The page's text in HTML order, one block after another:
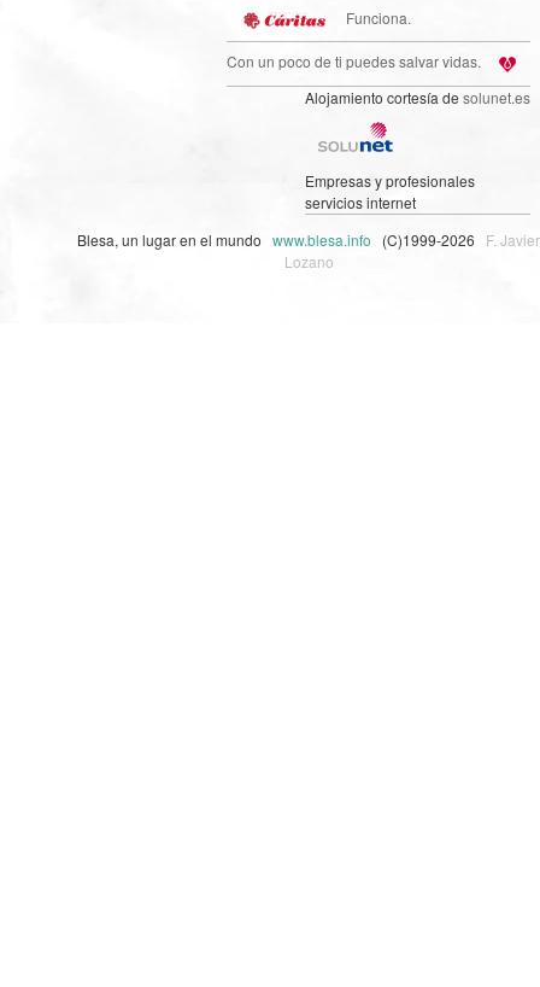
Funciona.
Con un poco de ti puedes salvar vidas.
Alojamiento cortesía de solunet.es
Empresas y profesionales
servicios internet
Blesa, un lugar en el mundo www.blesa.info (C)1999-2026 F. Javier
Lozano